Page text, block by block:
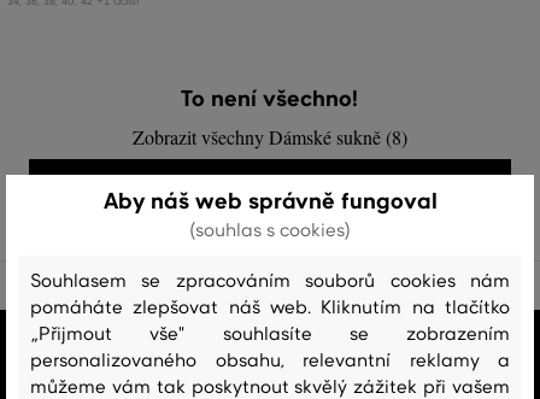
To není všechno!
Zobrazit všechny Dámské sukně (8)
DÁMSKÉ SUKNĚ (8)
VŠE SKLADEM
Všechno zboží v e-shopu je skladem.
Aby náš web správně fungoval
(souhlas s cookies)
Souhlasem se zpracováním souborů cookies nám
pomáháte zlepšovat náš web. Kliknutím na tlačítko
„Přijmout vše" souhlasíte se zobrazením
personalizovaného obsahu, relevantní reklamy a
můžeme vám tak poskytnout skvělý zážitek při vašem